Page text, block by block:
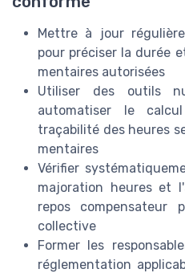
Mettre à jour
pour préciser la durée
mentaires autorisées
Utiliser des outils
automatiser le
traçabilité des heures
mentaires
Vérifier
majoration heures et
repos compensateur
collective
Former les
réglementation